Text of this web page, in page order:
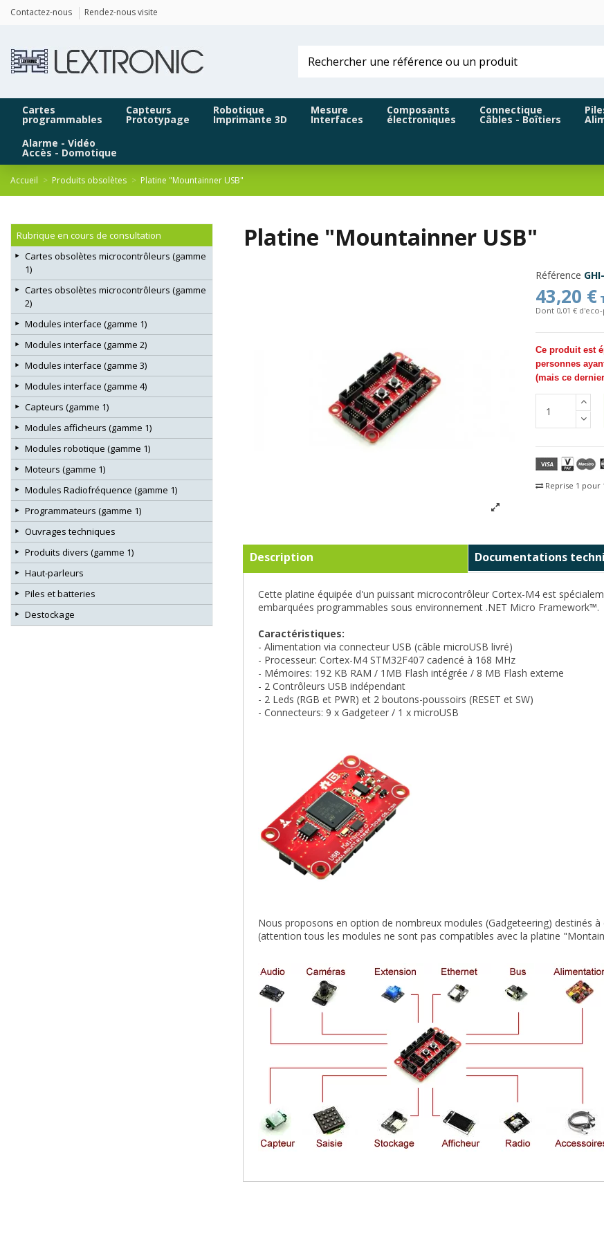
Contactez-nous Rendez-nous visite
Cartes
programmables
Capteurs
Prototypage
Robotique
Imprimante 3D
Mesure
Interfaces
Composants
électroniques
Connectique
Câbles - Boîtiers
Alarme - Vidéo
Accès - Domotique
Accueil Produits obsolètes Platine "Mountainner USB"
Platine "Mountainner USB"
Référence
43,20 €
Dont 0,01 €
Ce produit est
personnes
(mais ce
Reprise 1 pour
Description Documentations
Cette platine équipée d'un puissant microcontrôleur Cortex-M4 est
embarquées programmables sous environnement .NET Micro Framework™.
Caractéristiques:
- Alimentation via connecteur USB (câble microUSB livré)
- Processeur: Cortex-M4 STM32F407 cadencé à 168 MHz
- Mémoires: 192 KB RAM / 1MB Flash intégrée / 8 MB Flash externe
- 2 Contrôleurs USB indépendant
- 2 Leds (RGB et PWR) et 2 boutons-poussoirs (RESET et SW)
- Connecteurs: 9 x Gadgeteer / 1 x microUSB
Nous proposons en option de nombreux modules (Gadgeteering) destinés
(attention tous les modules ne sont pas compatibles avec la platine
Rubrique en cours de consultation
Cartes obsolètes microcontrôleurs (gamme
1)
Cartes obsolètes microcontrôleurs (gamme
2)
Modules interface (gamme 1)
Modules interface (gamme 2)
Modules interface (gamme 3)
Modules interface (gamme 4)
Capteurs (gamme 1)
Modules afficheurs (gamme 1)
Modules robotique (gamme 1)
Moteurs (gamme 1)
Modules Radiofréquence (gamme 1)
Programmateurs (gamme 1)
Ouvrages techniques
Produits divers (gamme 1)
Haut-parleurs
Piles et batteries
Destockage
Panneau de gestion des cookies